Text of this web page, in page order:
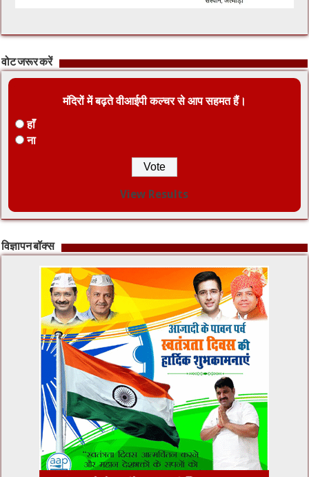
वोट जरूर करें
मंदिरों में बढ़ते वीआईपी कल्चर से आप सहमत हैं।
हाँ
ना
View Results
विज्ञापन बॉक्स